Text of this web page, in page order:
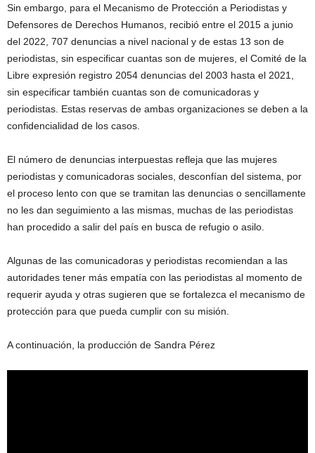
Sin embargo, para el Mecanismo de Protección a Periodistas y
Defensores de Derechos Humanos, recibió entre el 2015 a junio
del 2022, 707 denuncias a nivel nacional y de estas 13 son de
periodistas, sin especificar cuantas son de mujeres, el Comité de la
Libre expresión registro 2054 denuncias del 2003 hasta el 2021,
sin especificar también cuantas son de comunicadoras y
periodistas. Estas reservas de ambas organizaciones se deben a la
confidencialidad de los casos.
El número de denuncias interpuestas refleja que las mujeres
periodistas y comunicadoras sociales, desconfían del sistema, por
el proceso lento con que se tramitan las denuncias o sencillamente
no les dan seguimiento a las mismas, muchas de las periodistas
han procedido a salir del país en busca de refugio o asilo.
Algunas de las comunicadoras y periodistas recomiendan a las
autoridades tener más empatía con las periodistas al momento de
requerir ayuda y otras sugieren que se fortalezca el mecanismo de
protección para que pueda cumplir con su misión.
A continuación, la producción de Sandra Pérez